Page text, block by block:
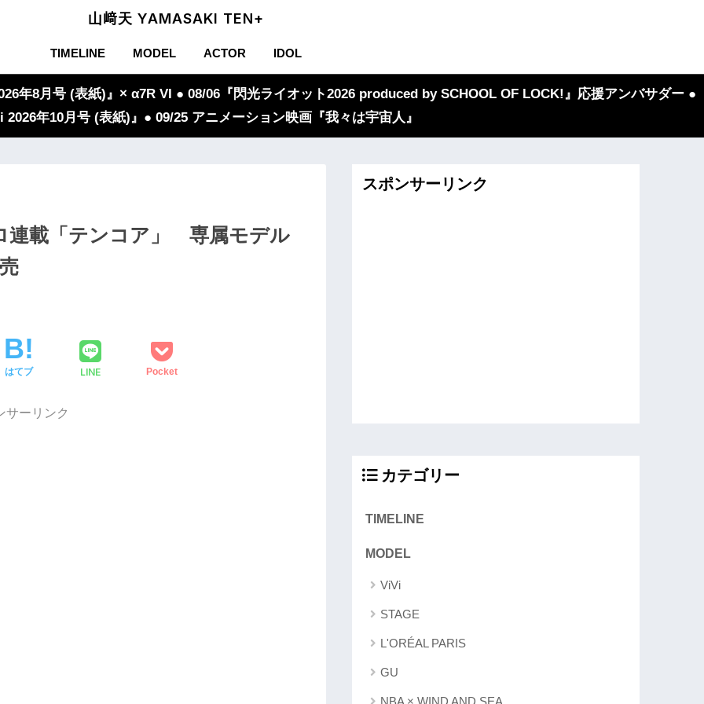
山﨑天 YAMASAKI TEN+
TIMELINE MODEL ACTOR IDOL
年8月号 (表紙)』× α7R VI ● 08/06『閃光ライオット2026 produced by SCHOOL OF LOCK!』応援アンバサダー ●
2026年10月号 (表紙)』● 09/25 アニメーション映画『我々は宇宙人』
連載「テンコア」 専属モデル
はてブ LINE Pocket
サーリンク
スポンサーリンク
カテゴリー
TIMELINE
MODEL
ViVi
STAGE
L'ORÉAL PARIS
GU
NBA × WIND AND SEA